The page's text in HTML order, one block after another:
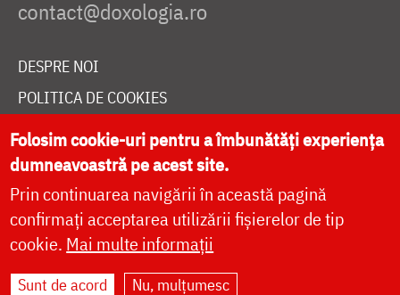
DESPRE NOI
POLITICA DE COOKIES
DONEAZĂ ONLINE PENTRU CATEDRALA NAȚIONALĂ
LIVE
Site dezvoltat deDOXOLOGIA MEDIA
Folosim cookie-uri pentru a îmbunătăți experiența
dumneavoastră pe acest site.
Prin continuarea navigării în această pagină
confirmați acceptarea utilizării fișierelor de tip
cookie. Mai multe informații
Sunt de acord Nu, mulțumesc